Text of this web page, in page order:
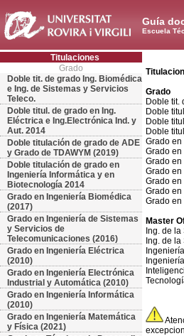
Guía
Escuela
Titulaciones
Grado
Doble tit. de grado Ing. Biomédica
e Ing. de Sistemas y Servicios
Teleco.
Doble titul. de grado en Ing.
Eléctrica e Ing.Electrónica Ind. y
Aut. 2014
Doble titulación de grado de ADE
y Grado de TDAWYM (2019)
Doble titulación de grado en
Ingeniería Informática y en
Biotecnología 2014
Grado en Ingeniería Biomédica
(2017)
Grado en Ingeniería de Sistemas
y Servicios de
Telecomunicaciones (2016)
Grado en Ingeniería Eléctrica
(2010)
Grado en Ingeniería Electrónica
Industrial y Automática (2010)
Grado en Ingeniería Informática
(2010)
Grado en Ingeniería Matemática
y Física (2021)
Grado
Doble tit.
Doble
Doble
Doble
Grado
Grado
Grado
Grado en
Grado
Grado
Grado
Master
Ing. de
Ing. de